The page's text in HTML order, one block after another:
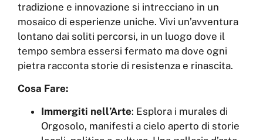
tradizione e innovazione si intrecciano in un
mosaico di esperienze uniche. Vivi un’avventura
lontano dai soliti percorsi, in un luogo dove il
tempo sembra essersi fermato ma dove ogni
pietra racconta storie di resistenza e rinascita.
Cosa Fare:
Immergiti nell’Arte: Esplora i murales di
Orgosolo, manifesti a cielo aperto di storie